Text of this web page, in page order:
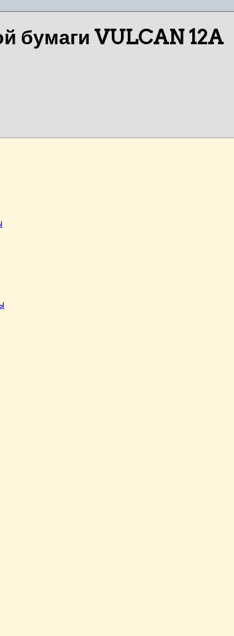
бумаги VULCAN 12A